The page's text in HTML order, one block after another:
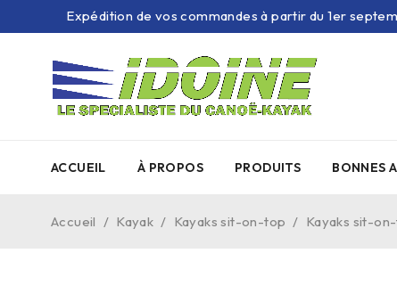
Expédition de vos commandes à partir du 1er
ACCUEIL À PROPOS PRODUITS BONNES
Accueil / Kayak / Kayaks sit-on-top / Kayaks sit-